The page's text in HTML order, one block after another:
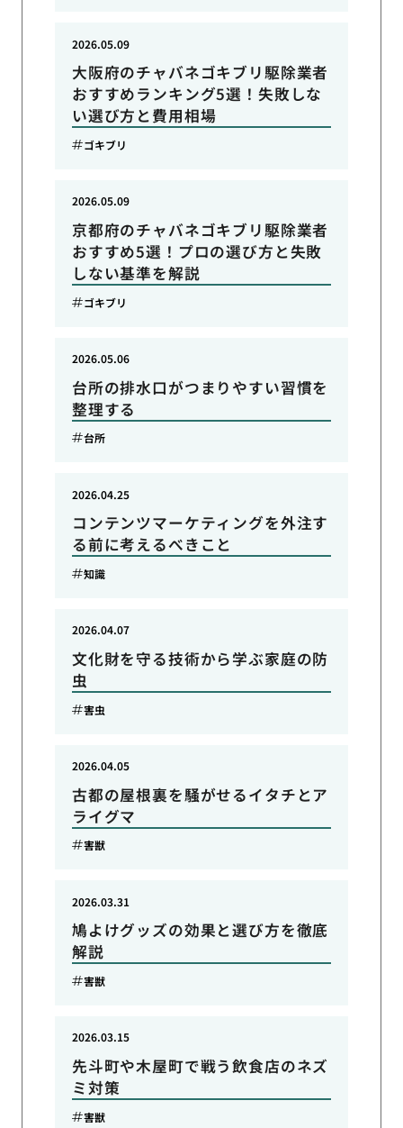
大阪府のチャバネゴキブリ駆除業者
おすすめランキング5選！失敗しな
い選び方と費用相場
2026.05.09
ゴキブリ
京都府のチャバネゴキブリ駆除業者
おすすめ5選！プロの選び方と失敗
しない基準を解説
2026.05.09
ゴキブリ
台所の排水口がつまりやすい習慣を
整理する
2026.05.06
台所
コンテンツマーケティングを外注す
る前に考えるべきこと
2026.04.25
知識
文化財を守る技術から学ぶ家庭の防
虫
2026.04.07
害虫
古都の屋根裏を騒がせるイタチとア
ライグマ
2026.04.05
害獣
鳩よけグッズの効果と選び方を徹底
解説
2026.03.31
害獣
先斗町や木屋町で戦う飲食店のネズ
ミ対策
2026.03.15
害獣